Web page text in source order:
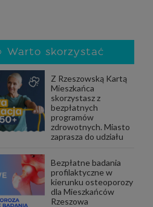
Warto skorzystać
Z Rzeszowską Kartą
Mieszkańca
skorzystasz z
bezpłatnych
programów
zdrowotnych. Miasto
zaprasza do udziału
Bezpłatne badania
profilaktyczne w
kierunku osteoporozy
dla Mieszkańców
Rzeszowa